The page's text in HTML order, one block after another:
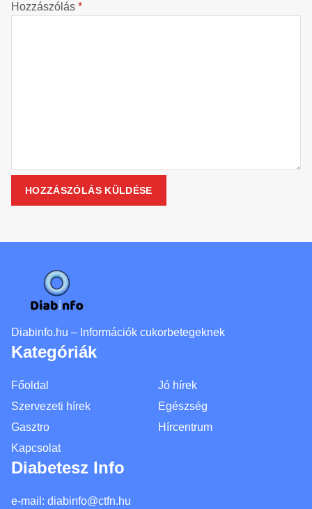
Hozzászólás *
Diabinfo.hu – Információk cukorbetegeknek
Kategóriák
Főoldal
Jó hírek
Szervezeti hírek
Egészség
Gasztro
Hírcentrum
Kapcsolat
Diabetesz Info
e-mail: diabinfo@ctfn.hu